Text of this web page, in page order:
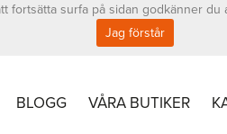
BLOGG VÅRA BUTIKER
fortsätta surfa på sidan godkänner du
Jag förstår